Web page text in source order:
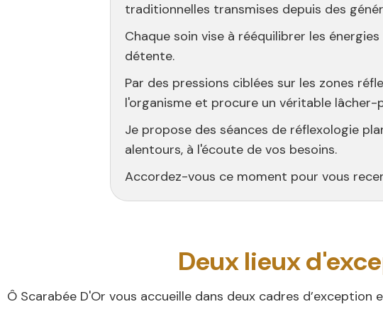
traditionnelles transmises depuis des
Chaque soin vise à rééquilibrer les
détente.
Par des pressions ciblées sur les zones
l'organisme et procure un véritable
Je propose des séances de réflexologie
alentours, à l'écoute de vos besoins.
Accordez-vous ce moment pour vous
Deux lieux
Ô Scarabée D'Or vous accueille dans deux cadres